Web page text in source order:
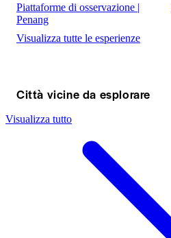
Piattaforme di osservazione |
Penang
Visualizza tutte le esperienze
Città vicine da esplorare
Visualizza tutto